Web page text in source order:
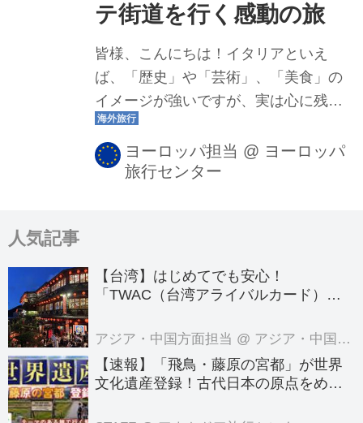
テ街道を行く感動の旅
皆様、こんにちは！イタリアといえ
ば、「歴史」や「芸術」、「美食」の
イメージが強いですが、実は心に残る
大自然の景色も数多く存在します。都
市観光とはひと味違う、雄大な「自
然」に出会えるのもイタリアの大きな
そんな感動を味わうなら、是非訪れた
いのがイタリア北部に広がる山岳エリ
大な景色に抱かれたアオスタと、鋭く
切り立つ岩峰が印象的なドロミテを中
心に、その魅力をご紹介いたします。
ヨーロッパ担当 @ ヨーロッパ
旅行センター
人気記事
【台湾】はじめてでも安心！
「TWAC（台湾アライバルカード）」
アジア・中国方面担当 @ アジア・中国旅行センター
【速報】「飛鳥・藤原の宮都」が世界
文化遺産登録！古代日本の原点をめぐ